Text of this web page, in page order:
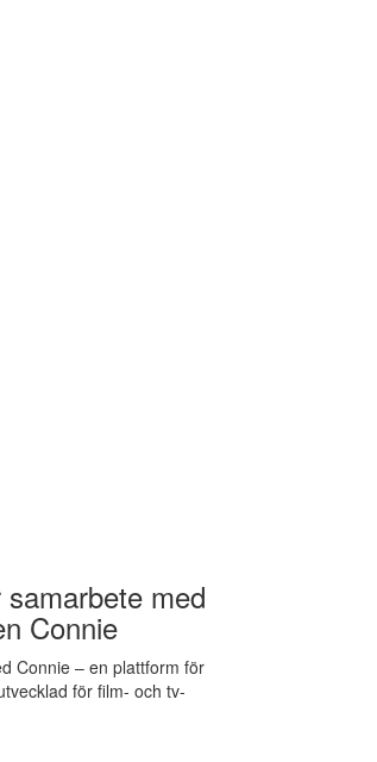
med
Connie
Connie – en plattform för
för film- och tv-